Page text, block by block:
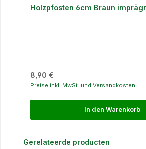
Holzpfosten 6cm Braun
Regulärer Preis:
8,90 €
Preise inkl. MwSt. und Versandkosten
In den Warenkorb
Produktgalerie überspringen
Gerelateerde producten